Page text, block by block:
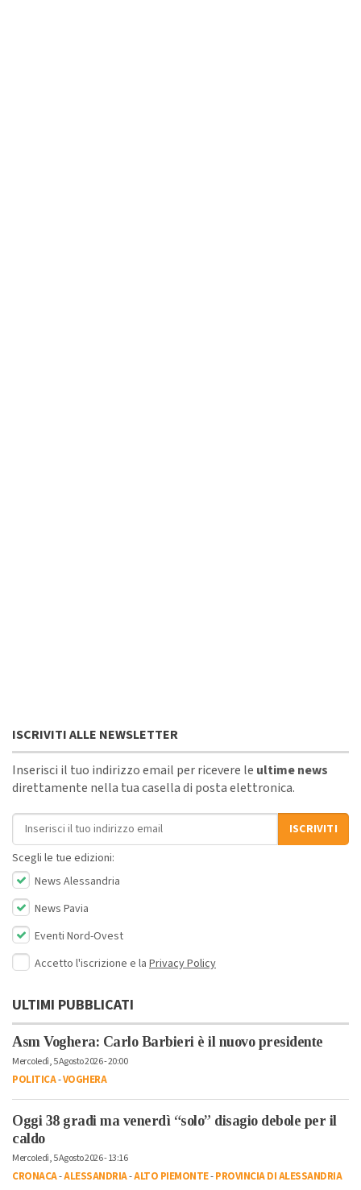
ISCRIVITI ALLE NEWSLETTER
Inserisci il tuo indirizzo email per ricevere le ultime news
direttamente nella tua casella di posta elettronica.
Indirizzo email
ISCRIVITI
Scegli le tue edizioni:
News Alessandria
News Pavia
Eventi Nord-Ovest
Accetto l'iscrizione e la Privacy Policy
ULTIMI PUBBLICATI
Asm Voghera: Carlo Barbieri è il nuovo presidente
Mercoledì, 5 Agosto 2026 - 20:00
POLITICA-VOGHERA
Oggi 38 gradi ma venerdì “solo” disagio debole per il
caldo
Mercoledì, 5 Agosto 2026 - 13:16
CRONACA-ALESSANDRIA-ALTO PIEMONTE-PROVINCIA DI ALESSANDRIA